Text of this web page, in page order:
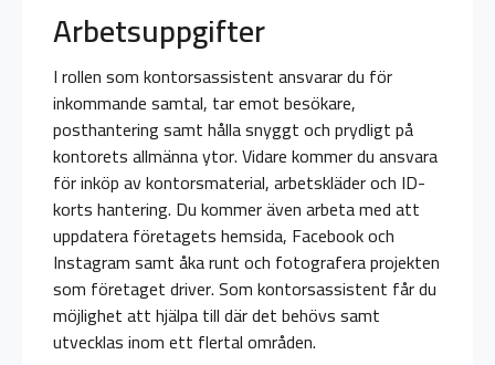
Arbetsuppgifter
I rollen som kontorsassistent ansvarar du för
inkommande samtal, tar emot besökare,
posthantering samt hålla snyggt och prydligt på
kontorets allmänna ytor. Vidare kommer du ansvara
för inköp av kontorsmaterial, arbetskläder och ID-
korts hantering. Du kommer även arbeta med att
uppdatera företagets hemsida, Facebook och
Instagram samt åka runt och fotografera projekten
som företaget driver. Som kontorsassistent får du
möjlighet att hjälpa till där det behövs samt
utvecklas inom ett flertal områden.